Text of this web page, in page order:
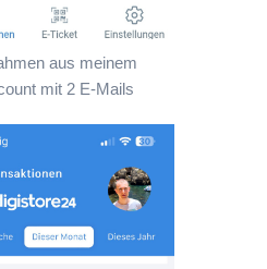
aus meinem
mit 2 E-Mails